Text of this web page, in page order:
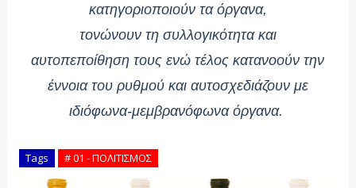
κατηγοριοποιούν τα όργανα,
τονώνουν τη συλλογικότητα και
αυτοπεποίθηση τους ενώ τέλος κατανοούν την
έννοια του ρυθμού και αυτοσχεδιάζουν με
ιδιόφωνα-μεμβρανόφωνα όργανα.
Tags # 01 - ΠΟΛΙΤΙΣΜΟΣ